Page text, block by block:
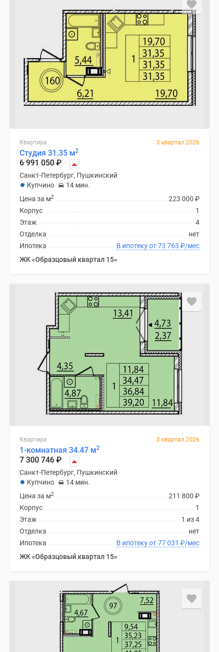
Квартира 3 квартал 2026
Студия 31.35 м2
6 991 050 ₽
Санкт-Петербург, Пушкинский
Купчино
14 мин.
223 000 ₽
Цена за м2
1
Корпус
4
Этаж
нет
Отделка
В ипотеку от 73 763 ₽/мес
Ипотека
ЖК «Образцовый квартал 15»
Квартира 3 квартал 2026
1-комнатная 34.47 м2
7 300 746 ₽
Санкт-Петербург, Пушкинский
Купчино
14 мин.
211 800 ₽
Цена за м2
1
Корпус
1 из 4
Этаж
нет
Отделка
В ипотеку от 77 031 ₽/мес
Ипотека
ЖК «Образцовый квартал 15»